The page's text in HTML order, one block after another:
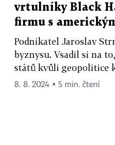
vrtulníky Black
firmu s
Podnikatel Jaroslav
byznysu. Vsadil si na
států kvůli geopolitice
8. 8. 2024 ▪ 5 min. čtení